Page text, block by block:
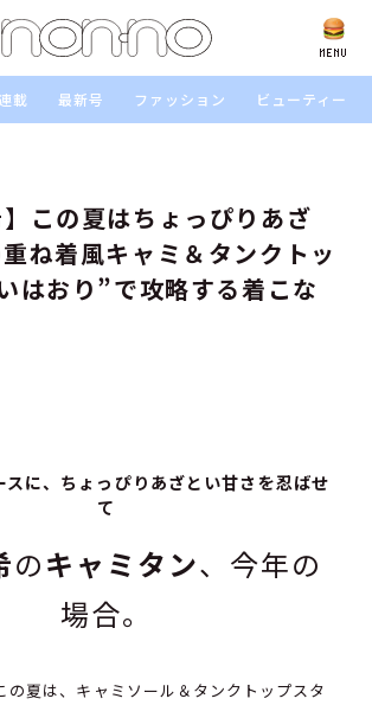
MENU
SEARCH
載 最新号 ファッション ビューティー
】この夏はちょっぴりあざ
ね着風キャミ＆タンクトッ
はおり”で攻略する着こな
スに、ちょっぴりあざとい甘さを忍ばせ
て
のキャミタン、今年の
場合。
の夏は、キャミソール＆タンクトップスタ